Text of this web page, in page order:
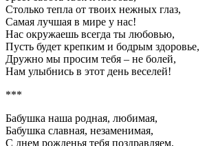
Столько тепла от твоих нежных глаз,
Самая лучшая в мире у нас!
Нас окружаешь всегда ты любовью,
Пусть будет крепким и бодрым здоровье,
Дружно мы просим тебя – не болей,
Нам улыбнись в этот день веселей!
***
Бабушка наша родная, любимая,
Бабушка славная, незаменимая,
С днем рожденья тебя поздравляем,